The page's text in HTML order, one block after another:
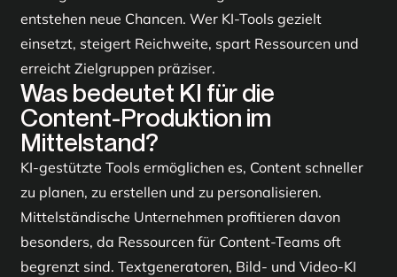
entstehen neue Chancen. Wer KI-Tools gezielt
einsetzt, steigert Reichweite, spart Ressourcen und
erreicht Zielgruppen präziser.
Was bedeutet KI für die
Content-Produktion im
Mittelstand?
KI-gestützte Tools ermöglichen es, Content schneller
zu planen, zu erstellen und zu personalisieren.
Mittelständische Unternehmen profitieren davon
besonders, da Ressourcen für Content-Teams oft
begrenzt sind. Textgeneratoren, Bild- und Video-KI